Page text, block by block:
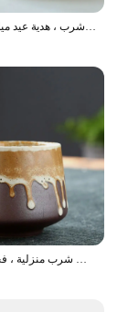
أكواب قهوة خزفية غير منتظمة مقروصة يدويًا ، كوب شاي حليب بالزهور ، كوب إفطار دقيق الشوفان ، أدوات شرب ، هدية عيد ميلاد لها ، 1: 1000
فنجان شاي مبتكر من السيراميك ، تحويل الفرن ، وعاء ماء ، فنجان قهوة ، منزلي ، أدوات شرب منزلية ، فخار خام ، صحن